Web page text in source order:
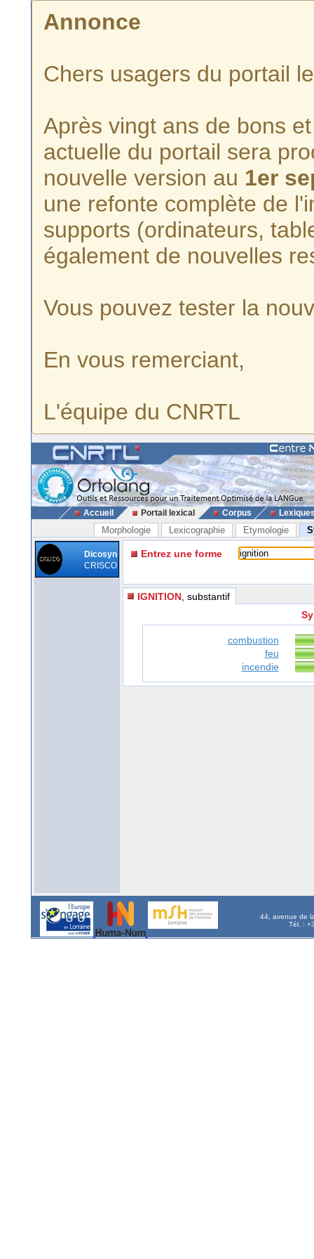
Annonce
Chers usagers du portail
Après vingt ans de bons
actuelle du portail sera
nouvelle version au 1er
une refonte complète de
supports (ordinateurs,
également de nouvelles
Vous pouvez tester la
En vous remerciant,
L'équipe du CNRTL
Accueil Portail lexical Corpus
Morphologie Lexicographie Etymologie
Dicosyn
CRISCO
Entrez une forme
IGNITION , substantif
combustion
feu
incendie
44, avenue de
Tél. :